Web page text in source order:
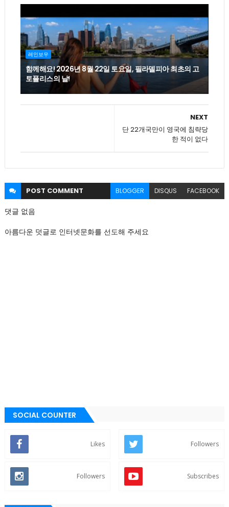
레인보우
함께해요! 2026년 8월 22일 토요일, 필라델피아 최초의 고
토플리스의 날!
NEXT
단 22개국만이 영국에 침략당
한 적이 없다
POST COMMENT BLOGGER DISQUS FACEBOOK
댓글 없음
아름다운 덧글로 인터넷문화를 선도해 주세요
SOCIAL COUNTER
Likes Followers
Followers Subscribes